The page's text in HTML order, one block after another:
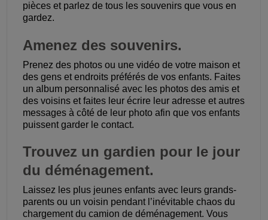
pièces et parlez de tous les souvenirs que vous en
gardez.
Amenez des souvenirs.
Prenez des photos ou une vidéo de votre maison et
des gens et endroits préférés de vos enfants. Faites
un album personnalisé avec les photos des amis et
des voisins et faites leur écrire leur adresse et autres
messages à côté de leur photo afin que vos enfants
puissent garder le contact.
Trouvez un gardien pour le jour
du déménagement.
Laissez les plus jeunes enfants avec leurs grands-
parents ou un voisin pendant l’inévitable chaos du
chargement du camion de déménagement. Vous